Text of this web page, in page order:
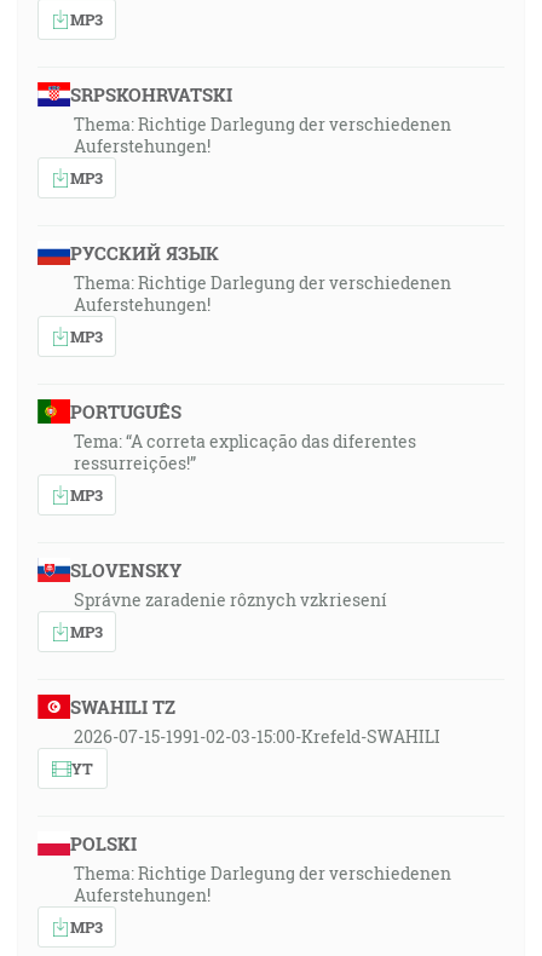
MP3
SRPSKOHRVATSKI
Thema: Richtige Darlegung der verschiedenen
Auferstehungen!
MP3
РУССКИЙ ЯЗЫК
Thema: Richtige Darlegung der verschiedenen
Auferstehungen!
MP3
PORTUGUÊS
Tema: “A correta explicação das diferentes
ressurreições!”
MP3
SLOVENSKY
Správne zaradenie rôznych vzkriesení
MP3
SWAHILI TZ
2026-07-15-1991-02-03-15:00-Krefeld-SWAHILI
YT
POLSKI
Thema: Richtige Darlegung der verschiedenen
Auferstehungen!
MP3